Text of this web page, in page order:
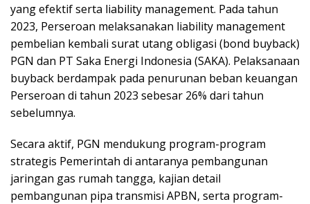
yang efektif serta liability management. Pada tahun
2023, Perseroan melaksanakan liability management
pembelian kembali surat utang obligasi (bond buyback)
PGN dan PT Saka Energi Indonesia (SAKA). Pelaksanaan
buyback berdampak pada penurunan beban keuangan
Perseroan di tahun 2023 sebesar 26% dari tahun
sebelumnya.
Secara aktif, PGN mendukung program-program
strategis Pemerintah di antaranya pembangunan
jaringan gas rumah tangga, kajian detail
pembangunan pipa transmisi APBN, serta program-